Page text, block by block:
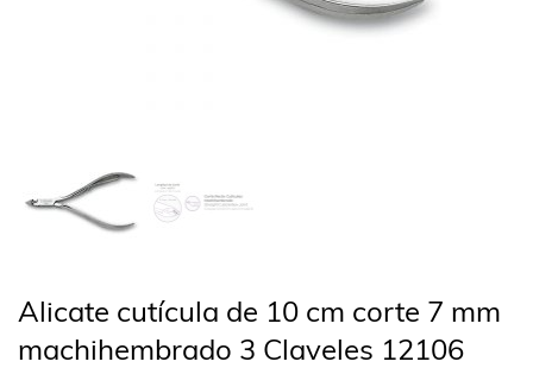
Alicate cutícula de 10 cm corte 7 mm
machihembrado 3 Claveles 12106